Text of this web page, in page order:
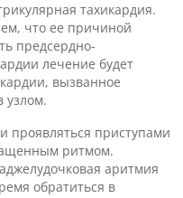
тахикардия.
что ее причиной
предсердно-
лечение будет
вызванное
узлом.
проявляться приступами
ритмом.
аритмия
обратиться в